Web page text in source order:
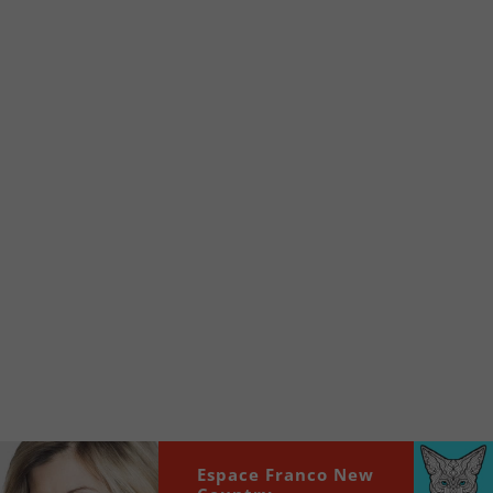
locale vous sont maintenant accessibles en un clic!
Audio
Espace Franco New